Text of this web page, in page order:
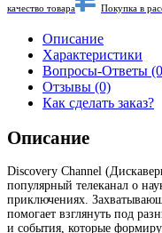
качество товара Покупка в
Описание
Характеристики
Вопросы-Ответы
Отзывы (0)
Как сделать заказ?
Описание
Discovery Channel
популярный телеканал о
приключениях.
помогает взглянуть под
и события, которые